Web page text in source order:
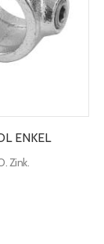
ENKEL
Zink.